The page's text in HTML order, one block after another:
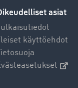
asiat
käyttöehdot